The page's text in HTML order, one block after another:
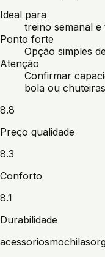
Ideal para
treino semanal
Ponto forte
Opção simples
Atenção
Confirmar
bola ou
8.8
Preço qualidade
8.3
Conforto
8.1
Durabilidade
acessoriosmochilas